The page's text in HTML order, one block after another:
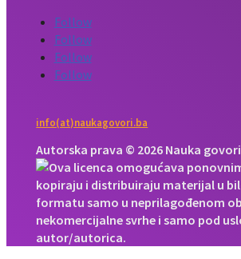
Follow
Follow
Follow
Follow
info(at)naukagovori.ba
Autorska prava © 2026 Nauka govori